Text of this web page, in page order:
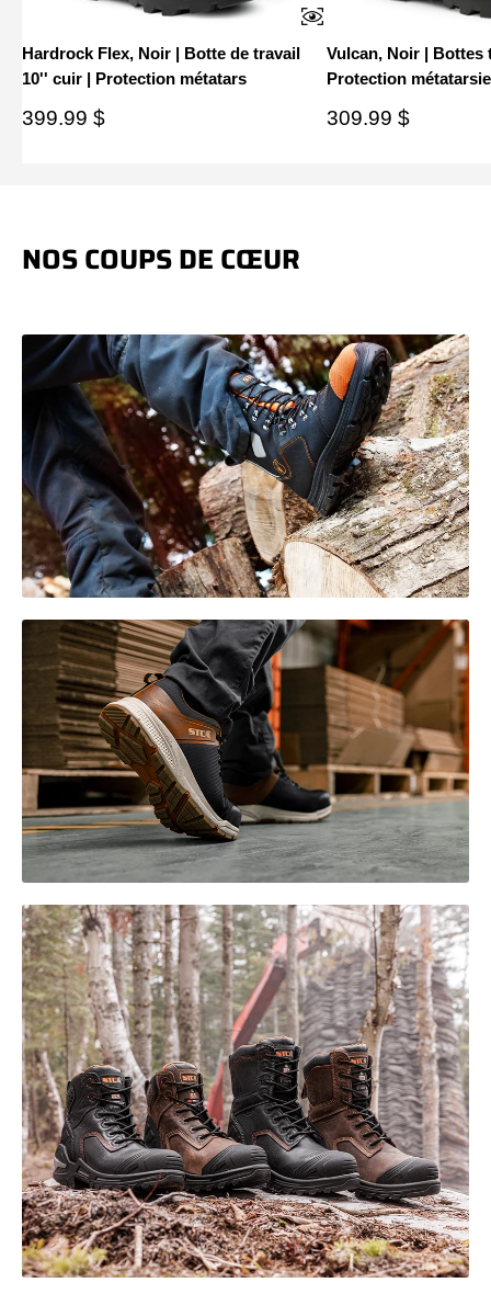
Hardrock Flex, Noir | Botte de travail
10'' cuir | Protection métatars
Prix
399.99 $
Vulcan, Noir | Bottes
Protection
Prix
309.99 $
NOS COUPS DE CŒUR